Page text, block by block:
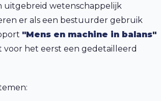
uitgebreid wetenschappelijk
er als een bestuurder gebruik
"Mens en machine in balans"
voor het eerst een gedetailleerd